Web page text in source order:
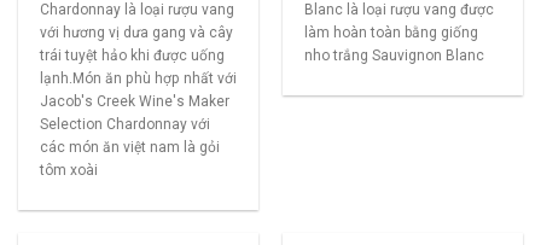
Chardonnay là loại rượu vang
với hương vị dưa gang và cây
trái tuyệt hảo khi được uống
lạnh.Món ăn phù hợp nhất với
Jacob's Creek Wine's Maker
Selection Chardonnay với
các món ăn việt nam là gỏi
tôm xoài
Blanc là loại rượu vang được
làm hoàn toàn bằng giống
nho trắng Sauvignon Blanc